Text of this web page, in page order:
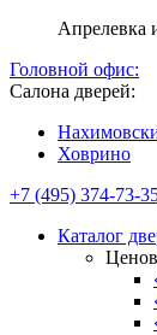
Головной офис:
Салона дверей:
Ховрино
+7 (495) 374-73-
Каталог